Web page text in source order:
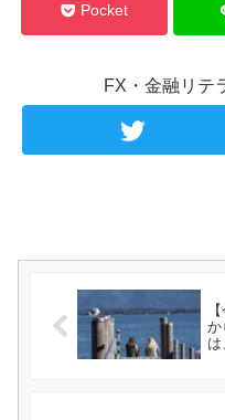
Pocket
FX・金融リテ
か
は